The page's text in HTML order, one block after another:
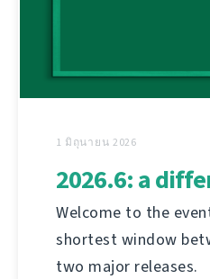
1 มิถุนายน 2026
2026.6: a
Welcome to the
shortest window
two major releases.